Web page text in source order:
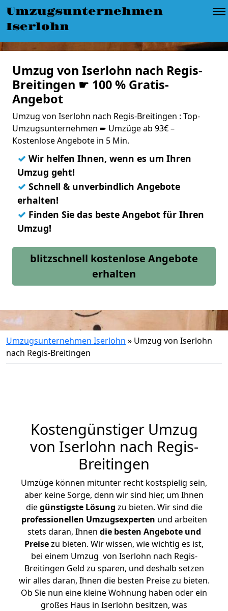
Umzugsunternehmen
Iserlohn
Umzug von Iserlohn nach Regis-
Breitingen ☛ 100 % Gratis-
Angebot
Umzug von Iserlohn nach Regis-Breitingen : Top-
Umzugsunternehmen ➨ Umzüge ab 93€ –
Kostenlose Angebote in 5 Min.
✓ Wir helfen Ihnen, wenn es um Ihren
Umzug geht!
✓ Schnell & unverbindlich Angebote
erhalten!
✓ Finden Sie das beste Angebot für Ihren
Umzug!
blitzschnell kostenlose Angebote
erhalten
Umzugsunternehmen Iserlohn » Umzug von Iserlohn
nach Regis-Breitingen
Kostengünstiger Umzug
von Iserlohn nach Regis-
Breitingen
Umzüge können mitunter recht kostspielig sein,
aber keine Sorge, denn wir sind hier, um Ihnen
diegünstigste Lösung zu bieten. Wir sind die
professionellen Umzugsexperten und arbeiten
stets daran, Ihnen die besten Angebote und
Preisezu bieten. Wir wissen, wie wichtig es ist,
bei einem Umzug von Iserlohn nach Regis-
Breitingen Geld zu sparen, und deshalb setzen
wir alles daran, Ihnen die besten Preise zu bieten.
Ob Sie nun eine kleine Wohnung haben oder ein
großes Haus in Iserlohn besitzen, was